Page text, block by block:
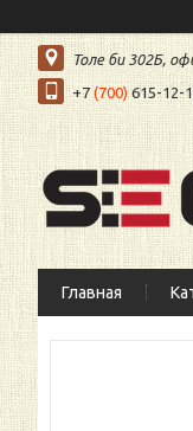
Толе би 302Б,
+7 (700)615-12-
Главная